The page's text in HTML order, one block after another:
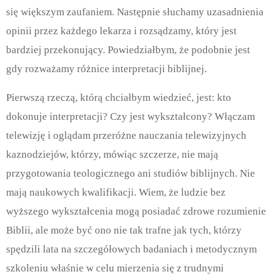
się większym zaufaniem. Następnie słuchamy uzasadnienia
opinii przez każdego lekarza i rozsądzamy, który jest
bardziej przekonujący. Powiedziałbym, że podobnie jest
gdy rozważamy różnice interpretacji biblijnej.
Pierwszą rzeczą, którą chciałbym wiedzieć, jest: kto
dokonuje interpretacji? Czy jest wykształcony? Włączam
telewizję i oglądam przeróżne nauczania telewizyjnych
kaznodziejów, którzy, mówiąc szczerze, nie mają
przygotowania teologicznego ani studiów biblijnych. Nie
mają naukowych kwalifikacji. Wiem, że ludzie bez
wyższego wykształcenia mogą posiadać zdrowe rozumienie
Biblii, ale może być ono nie tak trafne jak tych, którzy
spędzili lata na szczegółowych badaniach i metodycznym
szkoleniu właśnie w celu mierzenia się z trudnymi